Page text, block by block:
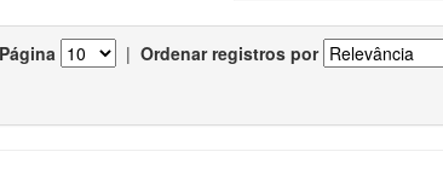
| Ordenar registros por